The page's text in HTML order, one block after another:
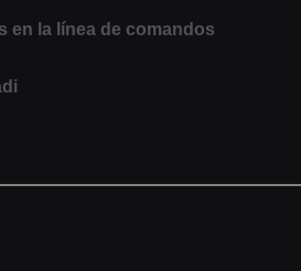
en la línea de comandos